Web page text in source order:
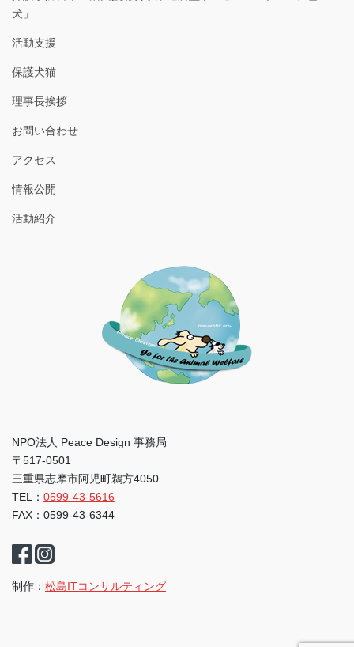
犬」
活動支援
保護犬猫
理事長挨拶
お問い合わせ
アクセス
情報公開
活動紹介
NPO法人 Peace Design 事務局
〒517-0501
三重県志摩市阿児町鵜方4050
TEL： 0599-43-5616
FAX：0599-43-6344
制作： 松島ITコンサルティング